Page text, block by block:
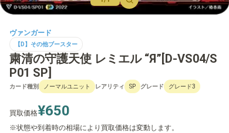
ヴァンガード
【D】その他ブースター
粛清の守護天使 レミエル “Я”[D-VS04/S
P01 SP]
カード種別 ノーマルユニット レアリティ SP グレード グレード3
買取価格¥650
状態や到着時の相場により買取価格は変動します。